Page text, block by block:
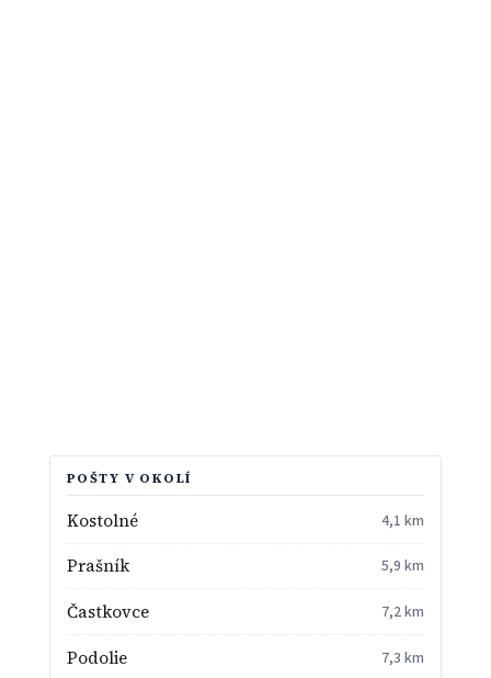
POŠTY V OKOLÍ
Kostolné 4,1 km
Prašník 5,9 km
Častkovce 7,2 km
Podolie 7,3 km